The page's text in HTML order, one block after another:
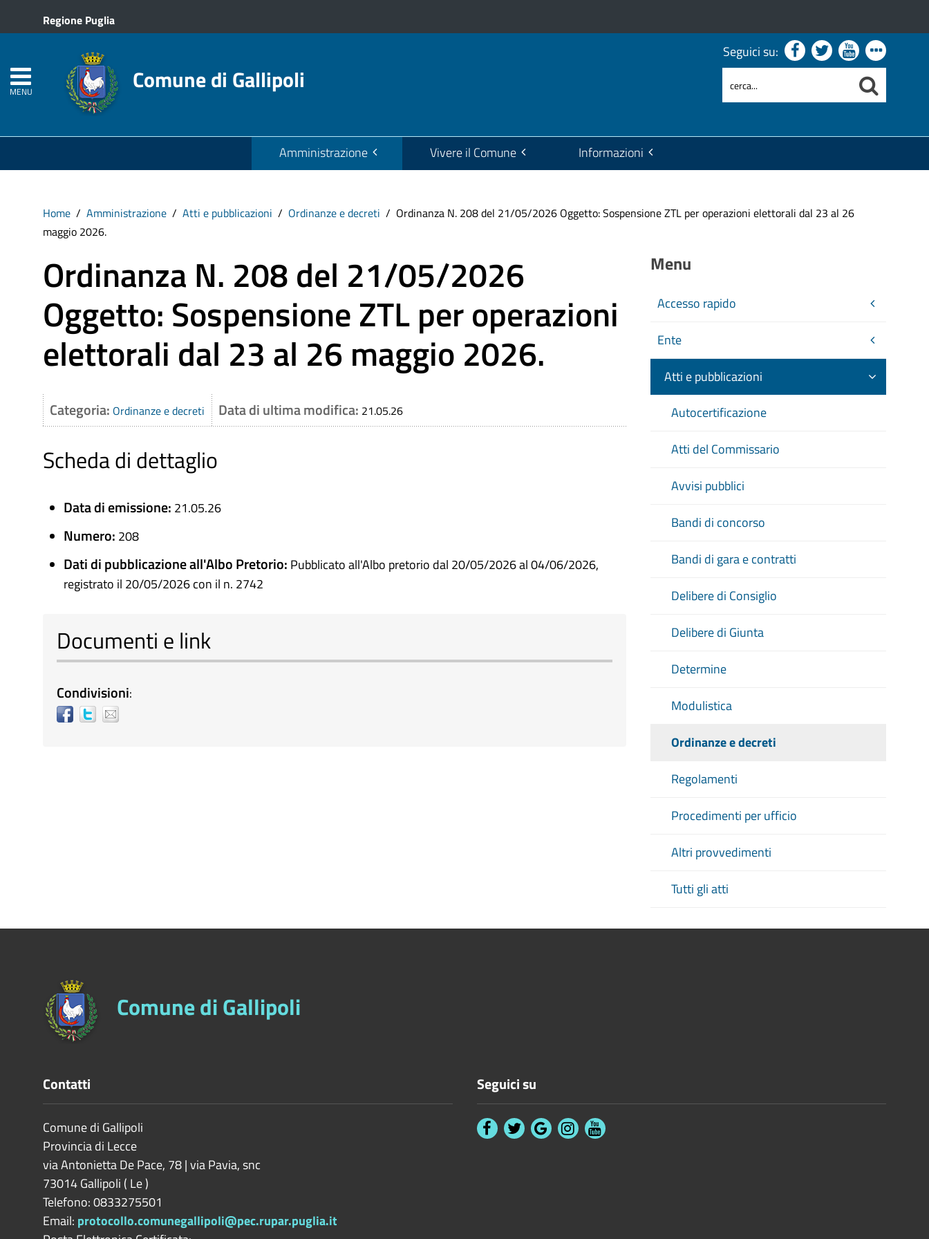
Regione Puglia
MENU Comune di Gallipoli
Seguici su:
Amministrazione Vivere il Comune Informazioni
Home Amministrazione Atti e pubblicazioni Ordinanze e decreti
Ordinanza N. 208 del 21/05/2026 Oggetto: Sospensione ZTL per operazioni elettorali dal 23 al 26
maggio 2026.
Ordinanza N. 208 del 21/05/2026
Oggetto: Sospensione ZTL per operazioni
elettorali dal 23 al 26 maggio 2026.
Categoria: Ordinanze e decreti Data di ultima modifica: 21.05.26
Scheda di dettaglio
Data di emissione: 21.05.26
Numero: 208
Dati di pubblicazione all'Albo Pretorio: Pubblicato all'Albo pretorio dal 20/05/2026 al 04/06/2026,
registrato il 20/05/2026 con il n. 2742
Documenti e link
Condivisioni:
Menu
Accesso rapido
Ente
Atti e pubblicazioni
Autocertificazione
Atti del Commissario
Avvisi pubblici
Bandi di concorso
Bandi di gara e contratti
Delibere di Consiglio
Delibere di Giunta
Determine
Modulistica
Ordinanze e decreti
Regolamenti
Procedimenti per ufficio
Altri provvedimenti
Tutti gli atti
Comune di Gallipoli
Contatti
Comune di Gallipoli
Provincia di Lecce
via Antonietta De Pace, 78 | via Pavia, snc
73014Gallipoli ( Le)
Telefono: 0833275501
Email: protocollo.comunegallipoli@pec.rupar.puglia.it
Seguici su